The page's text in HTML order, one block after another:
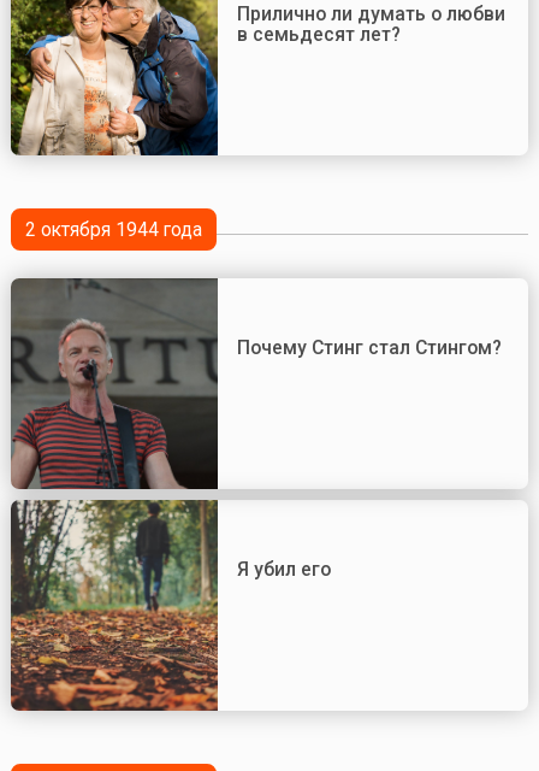
Прилично ли думать о любви
в семьдесят лет?
2 октября 1944 года
Почему Стинг стал Стингом?
Я убил его